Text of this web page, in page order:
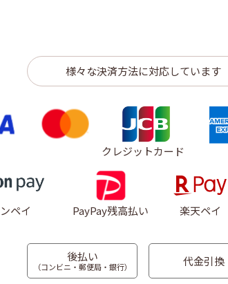
様々な決済方法に対応しています
クレジットカード
ペイ PayPay残高払い 楽天ペイ
後払い
（コンビニ・郵便局・銀行） 代金引換